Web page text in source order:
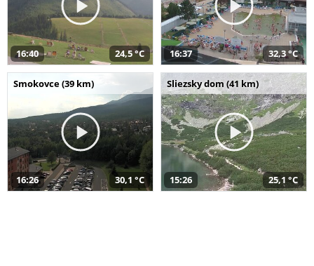
16:40 24,5 °C 16:37 32,3 °C
Smokovce (39 km)
16:26 30,1 °C
Sliezsky dom (41 km)
15:26 25,1 °C